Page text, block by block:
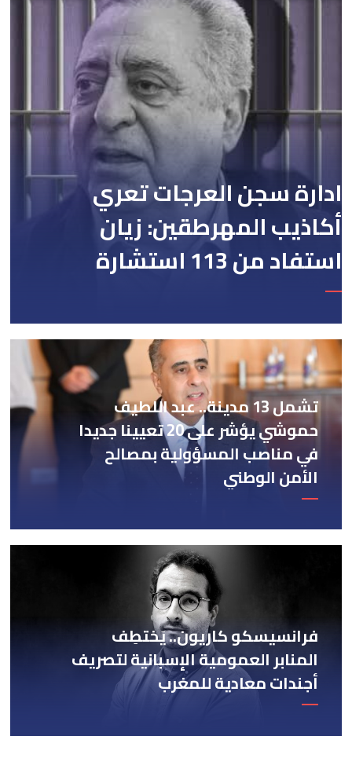
ادارة سجن العرجات تعري
أكاذيب المهرطقين: زيان
استفاد من 113 استشارة
و50 فحصا طبيا
تشمل 13 مدينة.. عبد اللطيف
حموشي يؤشر على 20 تعيينا جديدا
في مناصب المسؤولية بمصالح
الأمن الوطني
فرانسيسكو كاريون.. يَختطِف
المنابر العمومية الإسبانية لتصريف
أجندات معادية للمغرب